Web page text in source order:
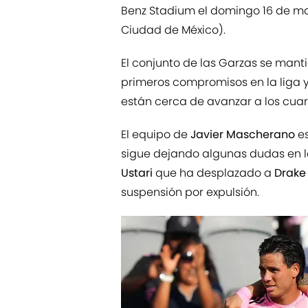
Benz Stadium el domingo 16 de
Ciudad de México).
El conjunto de las Garzas se
primeros compromisos en la liga
están cerca de avanzar a los
El equipo deJavier Mascherano
sigue dejando algunas dudas
Ustari que ha desplazado a
suspensión por expulsión.